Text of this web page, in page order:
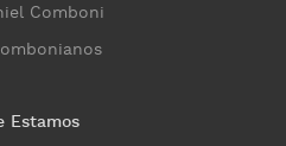
Comboni
Estamos